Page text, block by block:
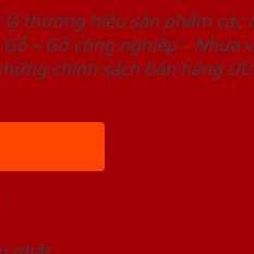
là thương hiệu sản phẩm
– Gỗ công nghiêp –
chính sách bán hàng